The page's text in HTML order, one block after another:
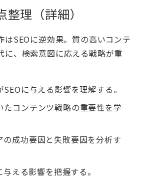
理（詳細）
はSEOに逆効果。質の高いコンテ
に、検索意図に応える戦略が重
に与える影響を理解する。
たコンテンツ戦略の重要性を学
の成功要因と失敗要因を分析す
える影響を把握する。